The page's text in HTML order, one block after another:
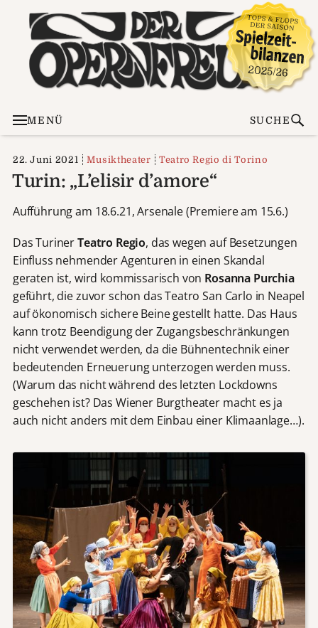
MENÜ SUCHE
22. Juni 2021 Musiktheater Teatro Regio di Torino
Turin: „L’elisir d’amore“
Aufführung am 18.6.21, Arsenale (Premiere am 15.6.)
Das TurinerTeatro Regio, das wegen auf Besetzungen
Einfluss nehmender Agenturen in einen Skandal
geraten ist, wird kommissarisch von Rosanna Purchia
geführt, die zuvor schon das Teatro San Carlo in Neapel
auf ökonomisch sichere Beine gestellt hatte. Das Haus
kann trotz Beendigung der Zugangsbeschränkungen
nicht verwendet werden, da die Bühnentechnik einer
bedeutenden Erneuerung unterzogen werden muss.
(Warum das nicht während des letzten Lockdowns
geschehen ist? Das Wiener Burgtheater macht es ja
auch nicht anders mit dem Einbau einer Klimaanlage…).